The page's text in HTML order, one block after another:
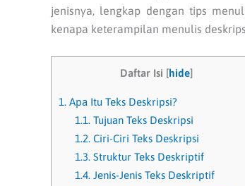
jenisnya, lengkap dengan tips
kenapa keterampilan menulis
Daftar Isi [hide]
1. Apa Itu Teks Deskripsi?
1.1.Tujuan Teks Deskripsi
1.2.Ciri-Ciri Teks Deskripsi
1.3.Struktur Teks Deskriptif
1.4.Jenis-Jenis Teks Deskriptif